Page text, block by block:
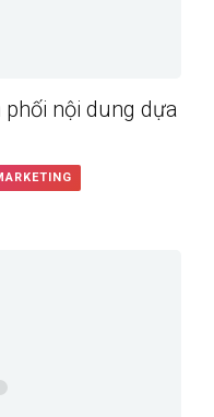
nội dung dựa